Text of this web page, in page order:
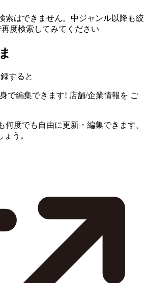
索はできません。中ジャンル以降も絞
再度検索してみてください
すると
で編集できます! 店舗/企業情報を ご
何度でも自由に更新・編集できます。
う。